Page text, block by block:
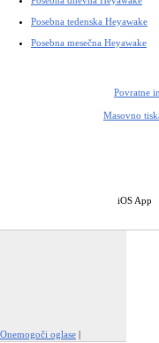
Posebna tedenska Heyawake
Posebna mesečna Heyawake
Povratne
Masovno
iOS App
Onemogoči oglase |